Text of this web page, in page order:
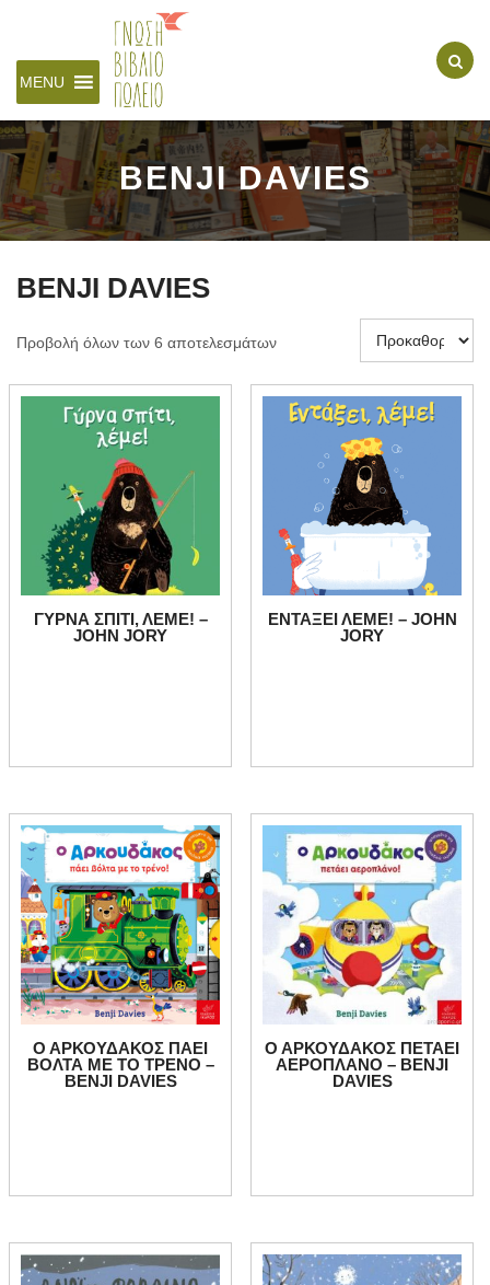
MENU
BENJI DAVIES
BENJI DAVIES
Προβολή όλων των 6 αποτελεσμάτων
ΓΥΡΝΑ ΣΠΙΤΙ, ΛΕΜΕ! –
JOHN JORY
ΕΝΤΑΞΕΙ ΛΕΜΕ! – JOHN
JORY
Ο ΑΡΚΟΥΔΑΚΟΣ ΠΑΕΙ
ΒΟΛΤΑ ΜΕ ΤΟ ΤΡΕΝΟ –
BENJI DAVIES
Ο ΑΡΚΟΥΔΑΚΟΣ ΠΕΤΑΕΙ
ΑΕΡΟΠΛΑΝΟ – BENJI
DAVIES